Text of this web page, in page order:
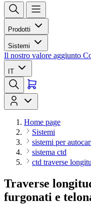
Prodotti
Sistemi
Il nostro valore aggiunto
IT
Home page
Sistemi
sistemi per
sistema ctd
ctd traverse
Traverse
furgonati e